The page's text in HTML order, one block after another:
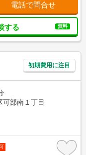
電話で問合せ
する 無料
初期費用に注目
可部南１丁目